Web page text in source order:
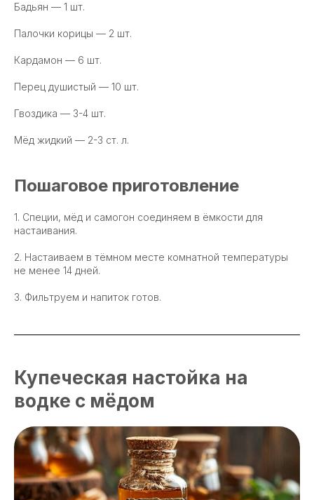
Бадьян — 1 шт.
Палочки корицы — 2 шт.
Кардамон — 6 шт.
Перец душистый — 10 шт.
Гвоздика — 3-4 шт.
Мёд жидкий — 2-3 ст. л.
Пошаговое приготовление
1. Специи, мёд и самогон соединяем в ёмкости для
настаивания.
2. Настаиваем в тёмном месте комнатной температуры
не менее 14 дней.
3. Фильтруем и напиток готов.
Купеческая настойка на
водке с мёдом